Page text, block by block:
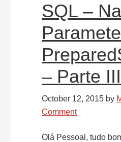
SQL –
– Parte III
October 12, 2015 by
Comment
Olá Pessoal, tudo